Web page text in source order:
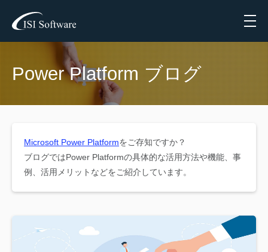
Menu
Power Platform ブログ
Microsoft Power Platformをご存知ですか？
ブログではPower Platformの具体的な活用方法や機能、事
例、活用メリットなどをご紹介しています。